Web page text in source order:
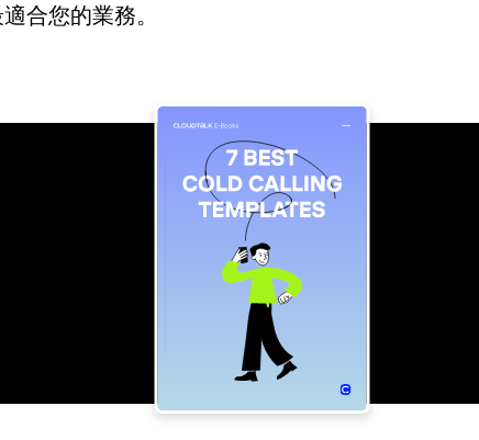
合您的業務。